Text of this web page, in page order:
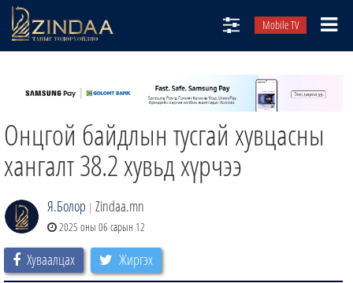
Mobile TV
ТВ8
ӨГЛӨӨНИЙ СОНИН
АУДИО ЗОХИОЛ
Онцгой байдлын тусгай хувцасны
хангалт 38.2 хувьд хүрчээ
Я.Болор | Zindaa.mn
2025 оны 06 сарын 12
Хуваалцах Жиргэх